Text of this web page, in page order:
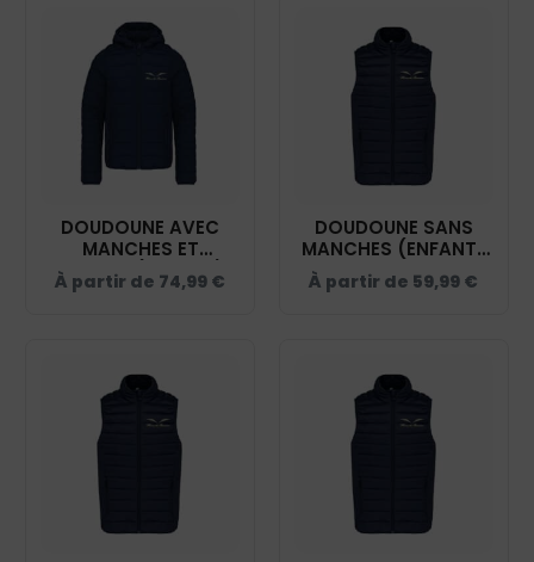
DOUDOUNE AVEC
MANCHES ET
CAPUCHE (ENFANT) -
HARAS DES
À partir de 74,99 €
DOUDOUNE SANS
MANCHES (ENFANT)
- HARAS DES
BUSSIÈRES - NAVY -
À partir de 59,99 €